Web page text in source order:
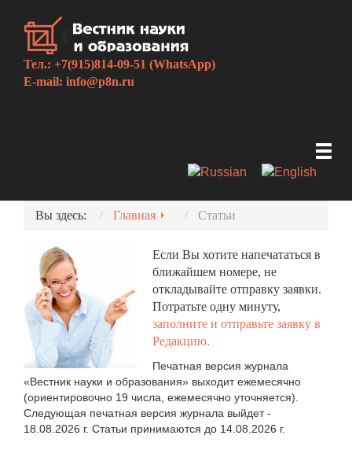
Тел.: +7(915)814-09-51 (WhatsApp)
E-mail: info@p8n.ru
Вы здесь: Главная Статьи
Если Вы хотите напечататься в
ближайшем номере, не
откладывайте отправку заявки.
Потратьте одну минуту,
заполните и отправьте заявку в
Редакцию.
Печатная версия журнала
«Вестник науки и образования» выходит ежемесячно
(ориентировочно 19 числа, ежемесячно уточняется).
Следующая печатная версия журнала выйдет -
18.08.2026 г. Статьи принимаются до 14.08.2026 г.